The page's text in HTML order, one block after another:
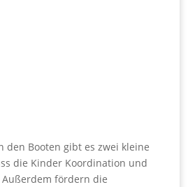
den Booten gibt es zwei kleine
die Kinder Koordination und
fördern die